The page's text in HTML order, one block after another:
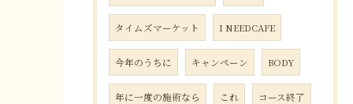
タイムズマーケット I NEEDCAFE
今年のうちに キャンペーン BODY
年に一度の施術なら これ コース終了